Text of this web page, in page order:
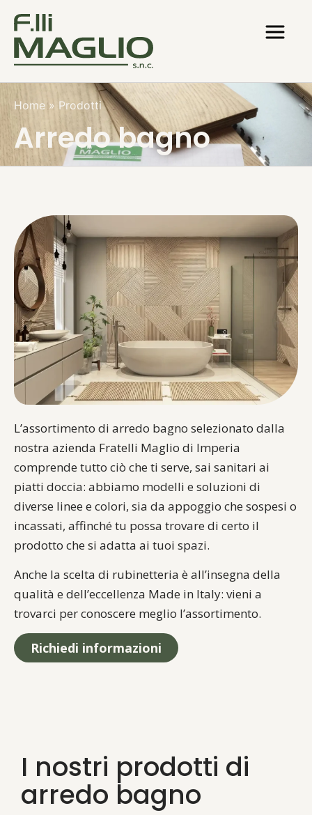
Home » Prodotti
Arredo bagno
L’assortimento di arredo bagno selezionato dalla
nostra azienda Fratelli Maglio di Imperia
comprende tutto ciò che ti serve, sai sanitari ai
piatti doccia: abbiamo modelli e soluzioni di
diverse linee e colori, sia da appoggio che sospesi o
incassati, affinché tu possa trovare di certo il
prodotto che si adatta ai tuoi spazi.
Anche la scelta di rubinetteria è all’insegna della
qualità e dell’eccellenza Made in Italy: vieni a
trovarci per conoscere meglio l’assortimento.
Richiedi informazioni
I nostri prodotti di
arredo bagno